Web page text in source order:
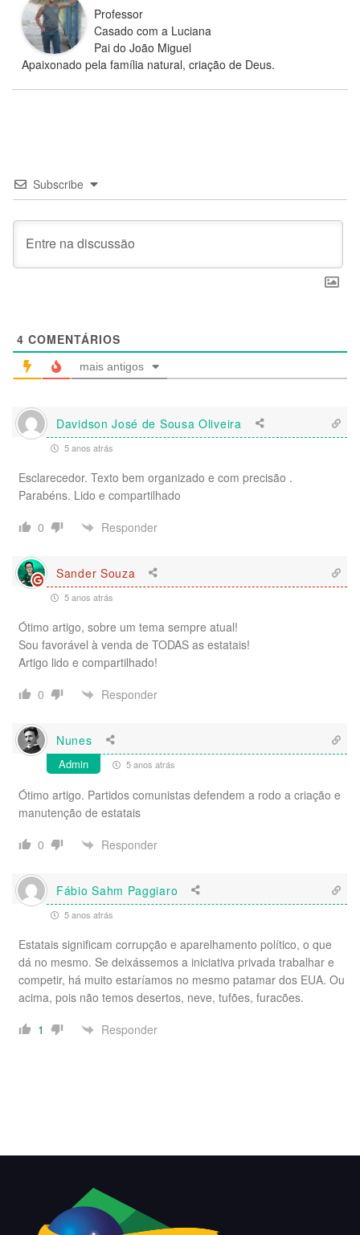
Professor
Casado com a Luciana
Pai do João Miguel
Apaixonado pela família natural, criação de Deus.
Subscribe
4 COMENTÁRIOS
mais antigos
Davidson José de Sousa Oliveira
5 anos atrás
Esclarecedor. Texto bem organizado e com precisão .
Parabéns. Lido e compartilhado
0
Responder
Sander Souza
5 anos atrás
Ótimo artigo, sobre um tema sempre atual!
Sou favorável à venda de TODAS as estatais!
Artigo lido e compartilhado!
0
Responder
Nunes
Admin 5 anos atrás
Ótimo artigo. Partidos comunistas defendem a rodo a criação e
manutenção de estatais
0
Responder
Fábio Sahm Paggiaro
5 anos atrás
Estatais significam corrupção e aparelhamento político, o que
dá no mesmo. Se deixássemos a iniciativa privada trabalhar e
competir, há muito estaríamos no mesmo patamar dos EUA. Ou
acima, pois não temos desertos, neve, tufões, furacões.
1
Responder